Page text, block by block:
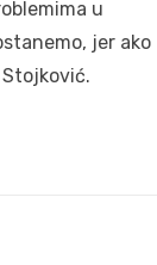
u
jer ako